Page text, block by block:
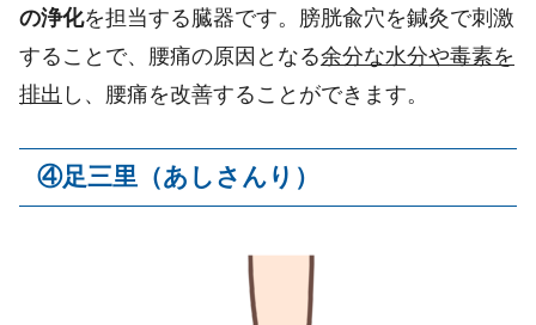
の浄化を担当する臓器です。膀胱兪穴を鍼灸で刺激
することで、腰痛の原因となる余分な水分や毒素を
排出 し、腰痛を改善することができます。
④足三里（あしさんり）